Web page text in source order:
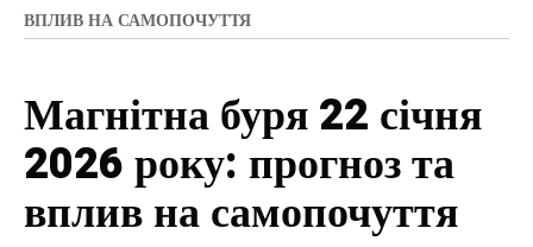
ВПЛИВ НА САМОПОЧУТТЯ
Магнітна буря 22 січня
2026 року: прогноз та
вплив на самопочуття